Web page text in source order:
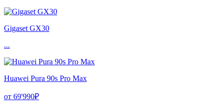
Gigaset GX30
...
Huawei Pura 90s Pro Max
от 69'990₽